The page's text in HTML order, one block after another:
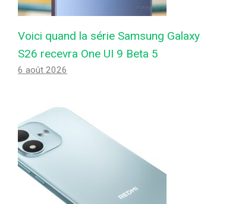
Voici quand la série Samsung Galaxy
S26 recevra One UI 9 Beta 5
6 août 2026